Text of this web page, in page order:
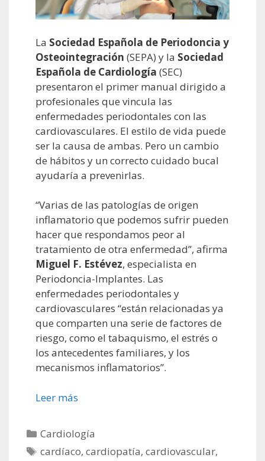
La Sociedad Española de Periodoncia y
Osteointegración (SEPA) y la Sociedad
Española de Cardiología (SEC)
presentaron el primer manual dirigido a
profesionales que vincula las
enfermedades periodontales con las
cardiovasculares. El estilo de vida puede
ser la causa de ambas. Pero un cambio
de hábitos y un correcto cuidado bucal
ayudaría a prevenirlas.
“Varias de las patologías de origen
inflamatorio que podemos sufrir pueden
hacer que respondamos peor al
tratamiento de otra enfermedad”, afirma
Miguel F. Estévez, especialista en
Periodoncia-Implantes. Las
enfermedades periodontales y
cardiovasculares “están relacionadas ya
que comparten una serie de factores de
riesgo, como el tabaquismo, el estrés o
los antecedentes familiares, y los
mecanismos inflamatorios”.
Leer más
Categorías
Cardiología
Etiquetas
cardíaco,cardiopatía,cardiovascular,